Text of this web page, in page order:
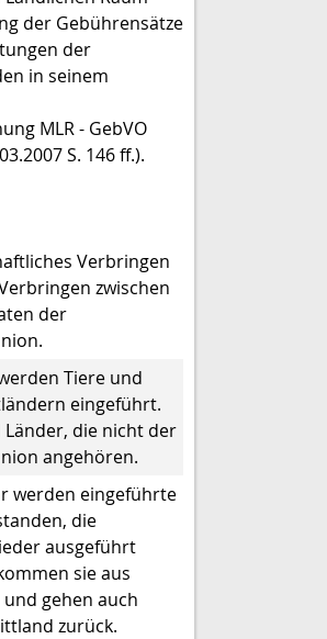
der Gebührensätze
der
in seinem
MLR - GebVO
S. 146 ff.).
Verbringen
zwischen
der
Tiere und
eingeführt.
die nicht der
angehören.
werden eingeführte
die
ausgeführt
sie aus
gehen auch
zurück.